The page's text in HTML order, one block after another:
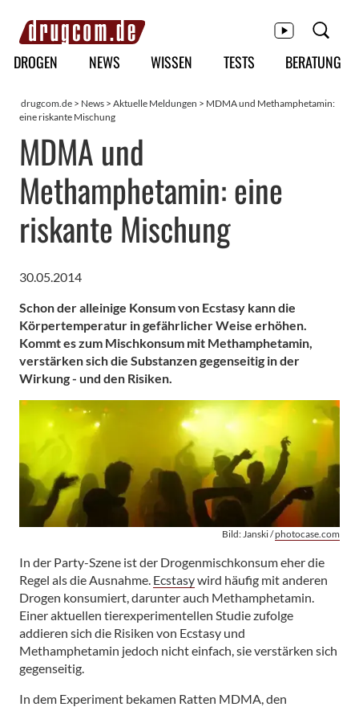
Hauptmenü
DROGEN NEWS WISSEN TESTS BERATUNG
drugcom.de > News > Aktuelle Meldungen > MDMA und Methamphetamin:
eine riskante Mischung
MDMA und
Methamphetamin: eine
riskante Mischung
30.05.2014
Schon der alleinige Konsum von Ecstasy kann die
Körpertemperatur in gefährlicher Weise erhöhen.
Kommt es zum Mischkonsum mit Methamphetamin,
verstärken sich die Substanzen gegenseitig in der
Wirkung - und den Risiken.
Bild: Janski /photocase.com
In der Party-Szene ist der Drogenmischkonsum eher die
Regel als die Ausnahme. Ecstasywird häufig mit anderen
Drogen konsumiert, darunter auch Methamphetamin.
Einer aktuellen tierexperimentellen Studie zufolge
addieren sich die Risiken von Ecstasy und
Methamphetamin jedoch nicht einfach, sie verstärken sich
gegenseitig.
In dem Experiment bekamen Ratten MDMA, den